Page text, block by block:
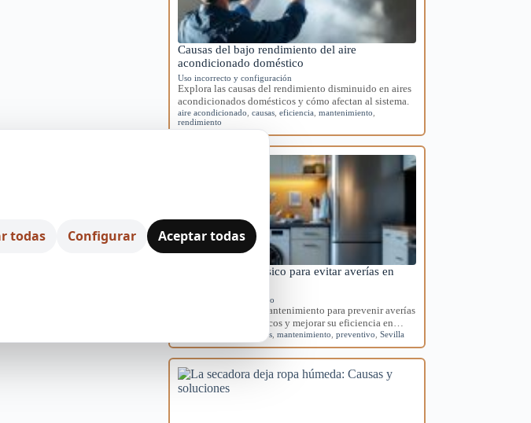
Causas del bajo rendimiento del aire
acondicionado doméstico
Uso incorrecto y configuración
Explora las causas del rendimiento disminuido en aires
acondicionados domésticos y cómo afectan al sistema.
aire acondicionado ,causas ,eficiencia ,mantenimiento
rendimiento
Mantenimiento básico para evitar averías en
Mantenimiento preventivo
Aprende rutinas de mantenimiento para prevenir averías
en tus electrodomésticos y mejorar su eficiencia en…
electrodomésticos ,mantenimiento ,preventivo ,Sevilla
todas Configurar Aceptar todas